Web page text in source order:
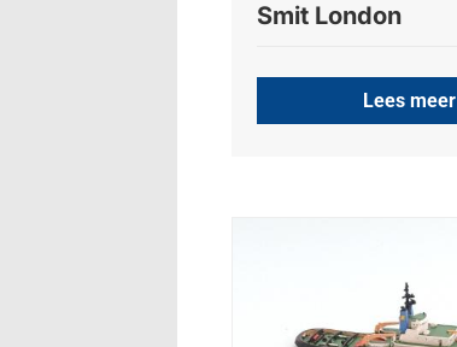
Smit London
Lees meer